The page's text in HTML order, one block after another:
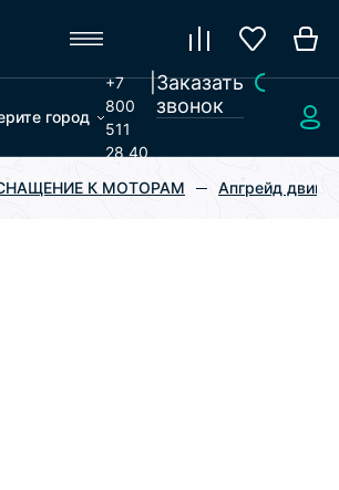
город
+7
800
511
28 40
|Заказать
звонок
К МОТОРАМ Апгрейд